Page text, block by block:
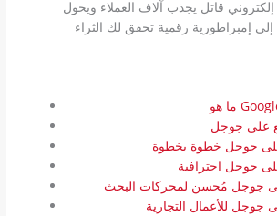
إلكتروني قاتل يجذب آلاف العملاء ويحول
على جوجل
جوجل خطوة بخطوة
جوجل احترافية
جوجل مُحسن لمحركات البحث
للأعمال التجارية